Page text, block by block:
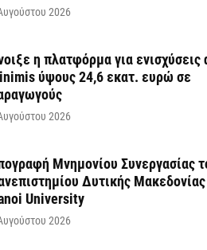
2026
η πλατφόρμα για ενισχύσεις
ύψους 24,6 εκατ. ευρώ σε
2026
Μνημονίου Συνεργασίας
Δυτικής
University
2026